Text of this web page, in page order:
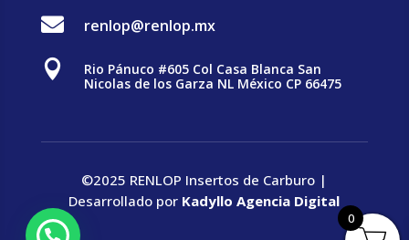
 renlop@renlop.mx

Rio Pánuco #605 Col Casa Blanca San
Nicolas de los Garza NL México CP 66475
©2025 RENLOP Insertos de Carburo |
Desarrollado por Kadyllo Agencia Digital
0